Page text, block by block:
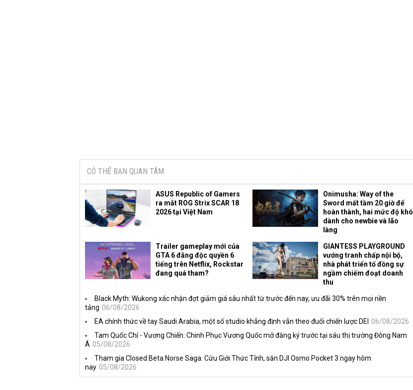
CÓ THỂ BẠN QUAN TÂM
ASUS Republic of Gamers
ra mắt ROG Strix SCAR 18
2026 tại Việt Nam
Onimusha: Way of the
Sword mất tầm 20 giờ để
hoàn thành, hai mức độ khó
dành cho newbie và lão
làng
Trailer gameplay mới của
GTA 6 đăng độc quyền 6
tiếng trên Netflix, Rockstar
đang quá tham?
GIANTESS PLAYGROUND
vướng tranh chấp nội bộ,
nhà phát triển tố đồng sự
ngầm chiếm đoạt doanh
thu
Black Myth: Wukong xác nhận đợt giảm giá sâu nhất từ trước đến nay, ưu đãi 30% trên mọi nền
tảng 06/08/2026
EA chính thức về tay Saudi Arabia, một số studio khẳng định vẫn theo đuổi chiến lược DEI
06/08/2026
Tam Quốc Chí - Vương Chiến: Chinh Phục Vương Quốc mở đăng ký trước tại sáu thị trường Đông Nam
Á 05/08/2026
Tham gia Closed Beta Norse Saga: Cửu Giới Thức Tỉnh, săn DJI Osmo Pocket 3 ngay hôm
nay 05/08/2026